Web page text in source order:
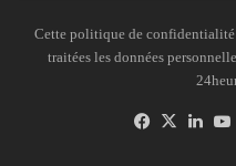
Cette politique de
traitées les données
Facebook
X